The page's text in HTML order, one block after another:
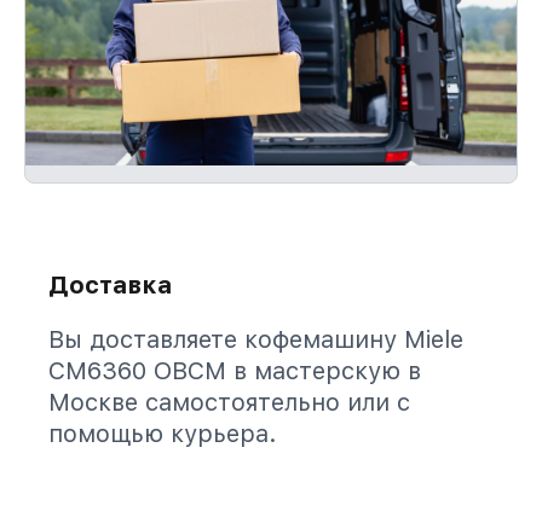
Доставка
Вы доставляете кофемашину Miele
CM6360 OBCM в мастерскую в
Москве самостоятельно или с
помощью курьера.